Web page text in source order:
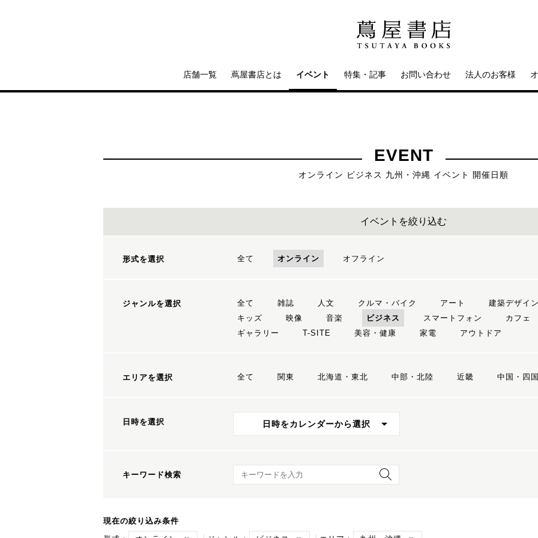
店舗一覧 蔦屋書店とは イベント 特集・記事 お問い合わせ 法人のお客様
EVENT
オンライン ビジネス 九州・沖縄 イベント 開催日順
イベントを絞り込む
形式を選択 全て オンライン オフライン
ジャンルを選択 全て 雑誌 人文 クルマ・バイク アート 建築デザイン
キッズ
映像 音楽 ビジネス スマートフォン カフェ
ギャラリー
T-SITE 美容・健康 家電 アウトドア
エリアを選択 全て 関東 北海道・東北 中部・北陸 近畿 中国・四国
日時を選択 日時をカレンダーから選択
キーワード検索 キーワード検索
現在の絞り込み条件